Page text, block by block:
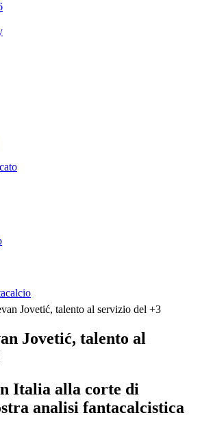
Jovetić, talento al servizio del +3
Jovetić, talento al
Italia alla corte di
analisi fantacalcistica